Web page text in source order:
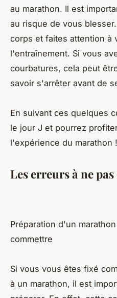
au marathon. Il est
au risque de vous
corps et faites attention à
l'entraînement. Si vous
courbatures, cela peut
savoir s'arrêter avant de
En suivant ces quelques
le jour J et pourrez
l'expérience du marathon !
Les erreurs à ne
Préparation d'un
commettre
Si vous vous êtes fixé
à un marathon, il est